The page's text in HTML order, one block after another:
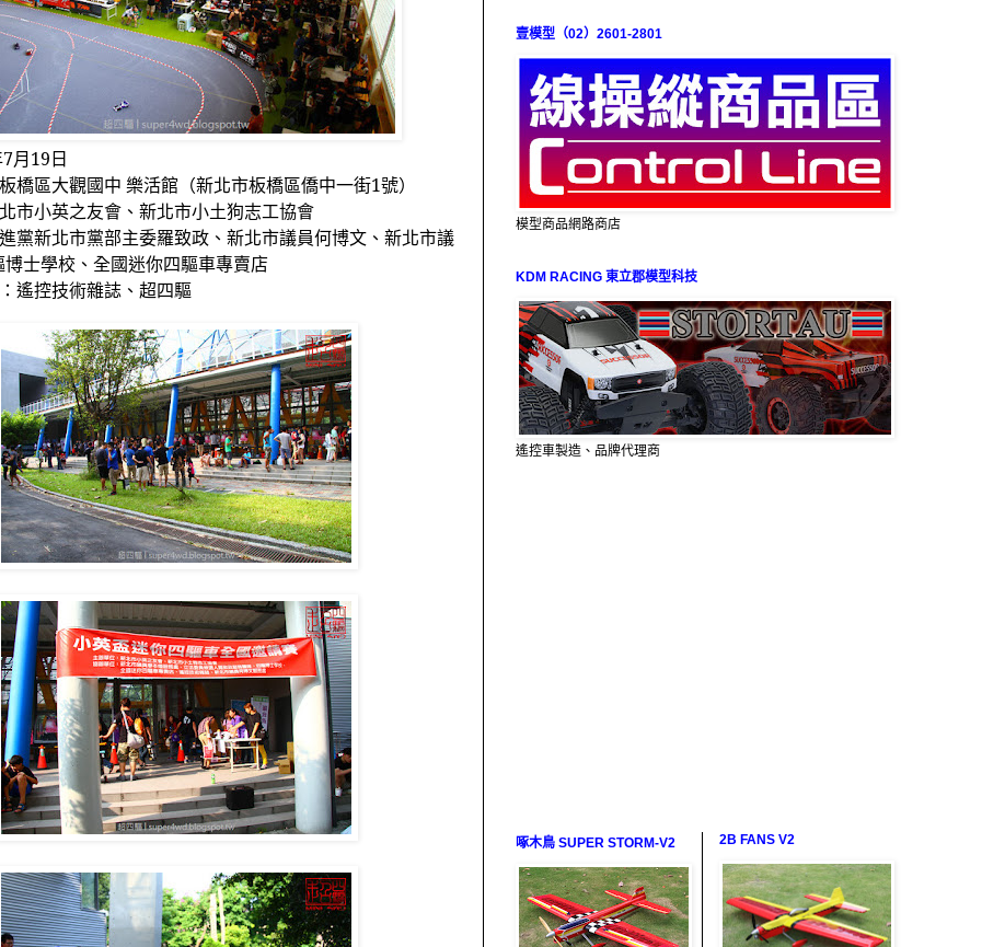
7月19日
橋區大觀國中 樂活館（新北市板橋區僑中一街1號）
市小英之友會、新北市小土狗志工協會
黨新北市黨部主委羅致政、新北市議員何博文、新北市議
博士學校、全國迷你四驅車專賣店
遙控技術雜誌、超四驅
壹模型（02）2601-2801
模型商品網路商店
KDM RACING 東立郡模型科技
遙控車製造、品牌代理商
啄木鳥 SUPER STORM-V2 2B FANS V2